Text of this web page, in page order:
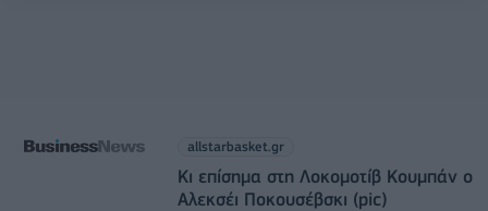
allstarbasket.gr
Κι επίσημα στη Λοκομοτίβ Κουμπάν ο
Αλεκσέι Ποκουσέβσκι (pic)